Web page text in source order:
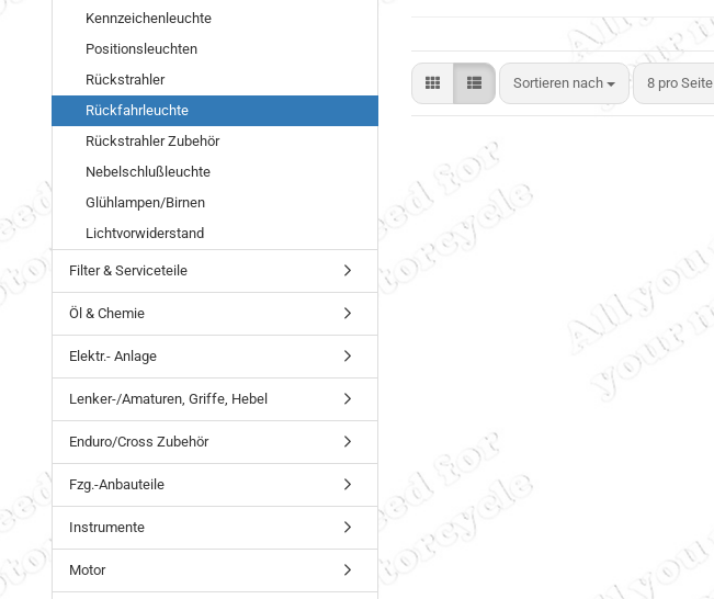
Sortieren nach 8 pro Seite
Kennzeichenleuchte
Positionsleuchten
Rückstrahler
Rückfahrleuchte
Rückstrahler Zubehör
Nebelschlußleuchte
Glühlampen/Birnen
Lichtvorwiderstand
Filter & Serviceteile
Öl & Chemie
Elektr.- Anlage
Lenker-/Amaturen, Griffe, Hebel
Enduro/Cross Zubehör
Fzg.-Anbauteile
Instrumente
Motor